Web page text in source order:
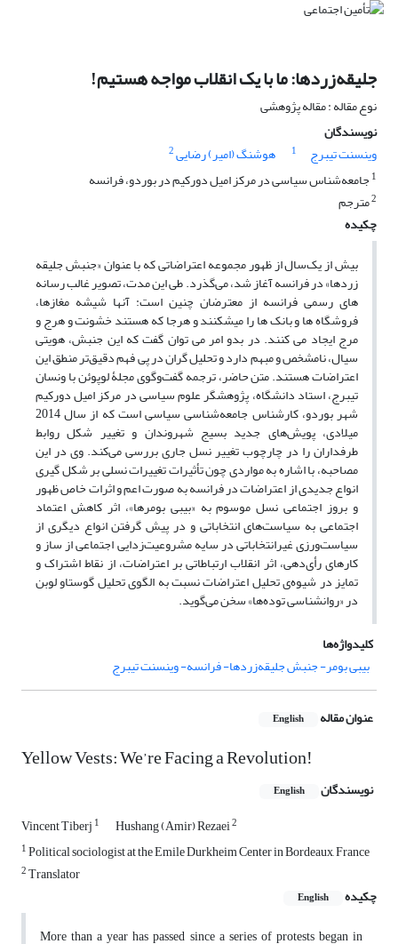
جلیقه‌زردها: ما با یک انقلاب مواجه هستیم!
نوع مقاله : مقاله پژوهشی
نویسندگان
وینسنت تیبرج
1 هوشنگ (امیر) رضایی2
1 جامعه‌شناس سیاسی در مرکز امیل دورکیم در بوردو، فرانسه
2مترجم
چکیده
بیش از یک‌سال از ظهور مجموعه اعتراضاتی که با عنوان «جنبش جلیقه­‌
زردها» در فرانسه آغاز شد، می‌گذرد. طی این مدت، تصویر غالب رسانه
های رسمی فرانسه از معترضان چنین است: آنها شیشه مغازها،
فروشگاه ­ها و بانک ­ها را می­شکنند و هرجا که هستند خشونت و هرج و
مرج ایجاد می ­کنند. در بدو امر می ­توان گفت که این جنبش، هویتی
سیال، نامشخص و مبهم دارد و تحلیل گران در پی فهم دقیق‌تر منطق این
اعتراضات هستند. متن حاضر، ترجمه گفت‌وگوی مجلۀ لوپوئن با ونسان
تیبرج، استاد دانشگاه، پژوهشگر علوم سیاسی در مرکز امیل دورکیم
شهر بوردو، کارشناس جامعه‌شناسی سیاسی است که از سال 2014
میلادی، پویش‌های جدید بسیج شهروندان و تغییر شکل روابط
طرفداران را در چارچوب تغییر نسل جاری بررسی می‌کند. وی در این
مصاحبه، با اشاره‌ به مواردی چون تأثیرات تغییرات نسلی بر شکل گیری
انواع جدیدی از اعتراضات در فرانسه به صورت اعم و اثرات خاص ظهور
و بروز اجتماعی نسل موسوم به «بیبی بومرها»، اثر کاهش اعتماد
اجتماعی به سیاست‌های انتخاباتی و در پیش گرفتن انواع دیگری از
سیاست‌ورزی غیرانتخاباتی در سایه مشروعیت‌زدایی اجتماعی از ساز و
کارهای رأی‌دهی، اثر انقلاب ارتباطاتی بر اعتراضات، از نقاط اشتراک و
تمایز در شیوه‌ی تحلیل اعتراضات نسبت به الگوی تحلیل گوستاو لوبن
در «روانشناسی توده‌ها» سخن می‌گوید.
کلیدواژه‌ها
بیبی بومر- جنبش جلیقه‌زردها- فرانسه- وینسنت تیبرج
عنوان مقاله English
Yellow Vests: We’re Facing a Revolution!
نویسندگان English
Vincent Tiberj 1 Hushang (Amir) Rezaei2
1Political sociologist at the Emile Durkheim Center in Bordeaux, France
2Translator
چکیده
English
More than a year has passed since a series of protests began in